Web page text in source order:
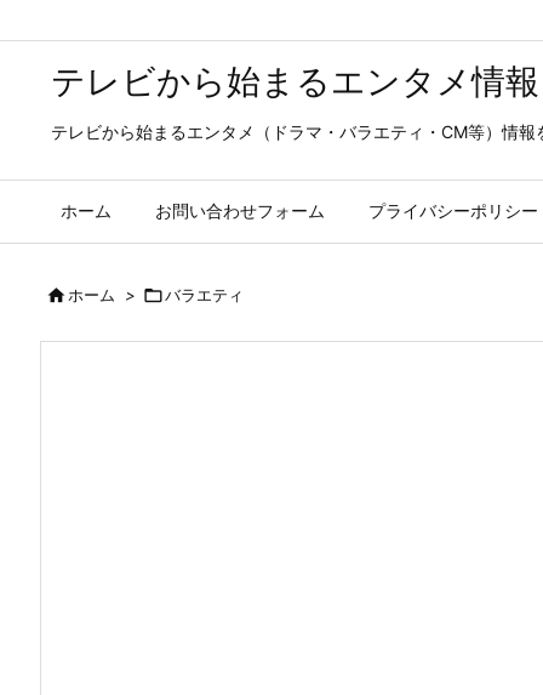
テレビから始まるエンタメ情報
テレビから始まるエンタメ（ドラマ・バラエティ・CM等）情報
ホーム お問い合わせフォーム プライバシーポリシー
ホーム > バラエティ